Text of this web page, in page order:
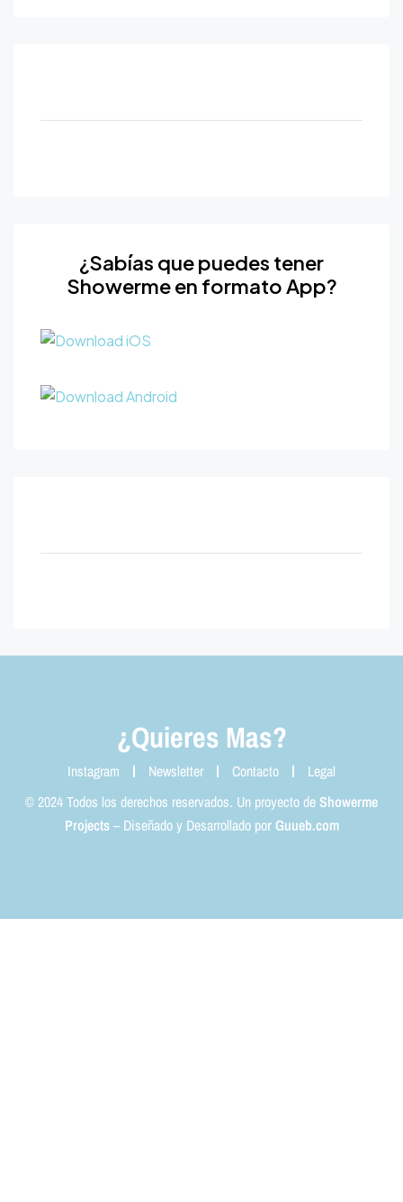
¿Sabías que puedes tener
Showerme en formato App?
¿Quieres Mas?
Instagram Newsletter Contacto
Legal
© 2024 Todos los derechos reservados. Un proyecto deShowerme
Projects– Diseñado y Desarrollado porGuueb.com